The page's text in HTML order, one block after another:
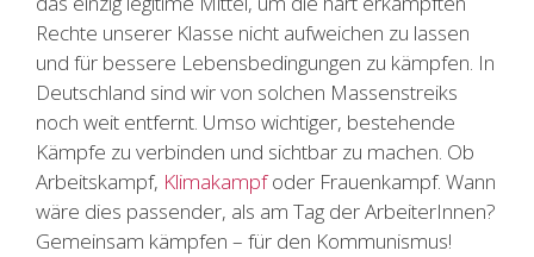
Rechte unserer Klasse nicht aufweichen zu lassen
und für bessere Lebensbedingungen zu kämpfen. In
Deutschland sind wir von solchen Massenstreiks
noch weit entfernt. Umso wichtiger, bestehende
Kämpfe zu verbinden und sichtbar zu machen. Ob
Arbeitskampf, Klimakampfoder Frauenkampf. Wann
wäre dies passender, als am Tag der ArbeiterInnen?
Gemeinsam kämpfen – für den Kommunismus!